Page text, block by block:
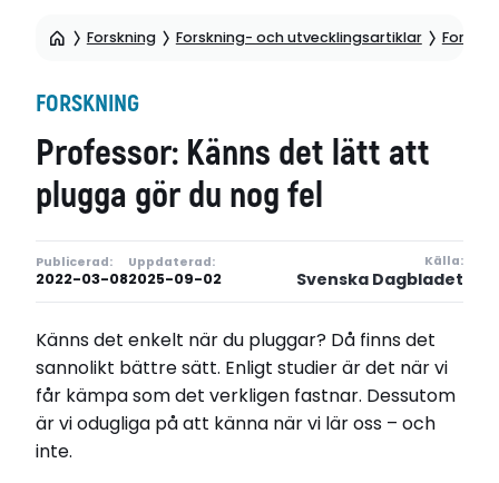
Forskning Forskning- och utvecklingsartiklar
FORSKNING
Professor: Känns det lätt att
plugga gör du nog fel
Publicerad:
2022-03-08
Uppdaterad:
2025-09-02
Källa:
Svenska Dagbladet
Känns det enkelt när du pluggar? Då finns det
sannolikt bättre sätt. Enligt studier är det när vi
får kämpa som det verkligen fastnar. Dessutom
är vi odugliga på att känna när vi lär oss – och
inte.